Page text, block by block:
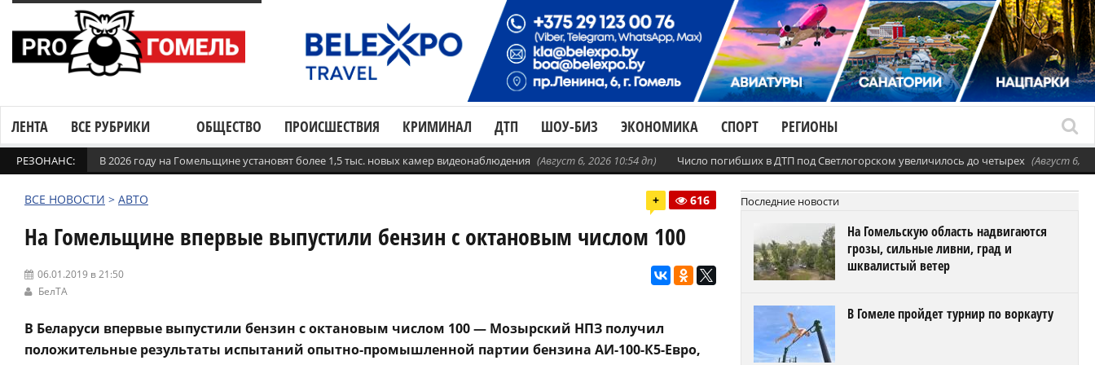
ЛЕНТА ВСЕ РУБРИКИ ОБЩЕСТВО ПРОИСШЕСТВИЯ КРИМИНАЛ ДТП ШОУ-БИЗ ЭКОНОМИКА СПОРТ РЕГИОНЫ
РЕЗОНАНС: В 2026 году на Гомельщине установят более 1,5 тыс. новых камер видеонаблюдения (Август 6, 2026 10:54 дп) Число погибших в ДТП под Светлогорском увеличилось до четырех (Август 6,
ВСЕ НОВОСТИ > АВТО + 616
На Гомельщине впервые выпустили бензин с октановым числом 100
06.01.2019 в 21:50
БелТА
В Беларуси впервые выпустили бензин с октановым числом 100 — Мозырский НПЗ получил
положительные результаты испытаний опытно-промышленной партии бензина АИ-100-К5-Евро,
Последние новости
На Гомельскую область надвигаются
грозы, сильные ливни, град и
шквалистый ветер
В Гомеле пройдет турнир по воркауту